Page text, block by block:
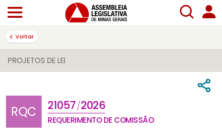
Voltar
PROJETOS DE LEI
RQC 21057/2026
REQUERIMENTO DE COMISSÃO